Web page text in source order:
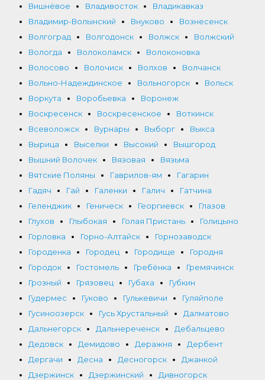
Вишнёвое
Владивосток
Владикавказ
Владимир-Волынский
Внуково
Вознесенск
Волгоград
Волгодонск Волжск
Волжский
Вологда
Волоколамск
Волоконовка
Волосово
Волочиск Волхов
Волчанск
Вольно-Надеждинское
Вольногорск
Вольск
Воркута
Воробьевка
Воронеж
Воскресенск
Воскресенское
Воткинск
Всеволожск
Вурнары Выборг
Выкса
Вырица
Выселки Высокий
Вышгород
Вышний Волочек
Вязовая
Вязьма
Вятские Поляны
Гаврилов-ям
Гагарин
Гадяч
Гай Галенки Галич
Гатчина
Геленджик
Геническ Георгиевск
Глазов
Глухов
Глыбокая Голая Пристань
Голицыно
Горловка
Горно-Алтайск
Горнозаводск
Городенка
Городец Городище
Городня
Городок
Гостомель Гребёнка
Гремячинск
Грозный
Грязовец Губаха
Губкин
Гудермес
Гуково Гулькевичи
Гуляйполе
Гусиноозерск
Гусь Хрустальный
Далматово
Дальнегорск
Дальнереченск
Дебальцево
Дедовск
Демидово Деражня
Дербент
Дергачи
Десна Десногорск
Джанкой
Дзержинск
Дзержинский
Дивногорск